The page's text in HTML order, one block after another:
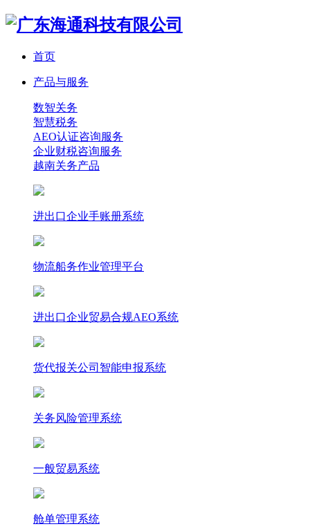
首页
产品与服务
数智关务
智慧税务
AEO认证咨询服务
企业财税咨询服务
越南关务产品
进出口企业手账册系统
物流船务作业管理平台
进出口企业贸易合规AEO系统
货代报关公司智能申报系统
关务风险管理系统
一般贸易系统
舱单管理系统